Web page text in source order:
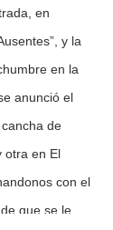
en
y la
en la
anunció el
de
otra en El
con el
que se le